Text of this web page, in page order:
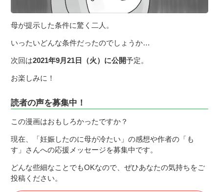
母が提示した条件に驚く二人。
いったいどんな条件だったのでしょうか…
次回は2021年9月21日（火）に公開予定。
お楽しみに！
読者の声を募集中！
この漫画はおもしろかったですか？
現在、「妊娠したのに母が冷たい」の感想や作者の「も
す」さんへの応援メッセージを募集中です。
どんな些細なことでもOKなので、ぜひあなたの気持ちをご
投稿ください。